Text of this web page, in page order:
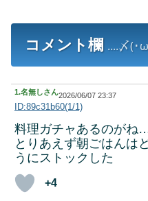
コメント欄 ....〆(･
1.名無しさん2026/06/07 23:37
ID:89c31b60(1/1)
料理ガチャあるのがね
とりあえず朝ごはんは
うにストックした
+4